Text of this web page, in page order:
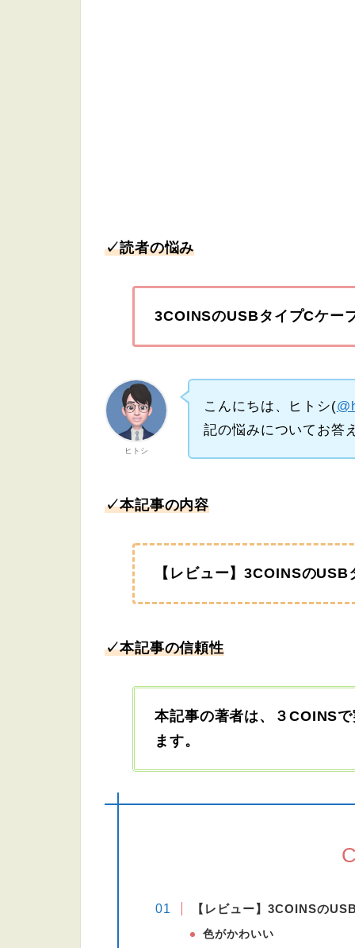
✓読者の悩み
3COINSのUSBタイプCケー
ヒトシ
こんにちは、ヒトシ(
記の悩みについてお答
✓本記事の内容
【レビュー】3COINSの
✓本記事の信頼性
本記事の著者は、３COINS
ます。
【レビュー】3COINSの
色がかわいい